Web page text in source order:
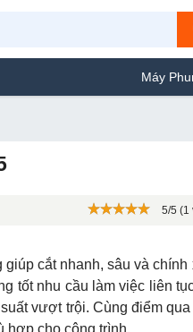
Máy Phun Sơn
5/5 (1
cắt nhanh, sâu và chính
tốt nhu cầu làm việc liên
vượt trội. Cùng điểm qua
hợp cho công trình.